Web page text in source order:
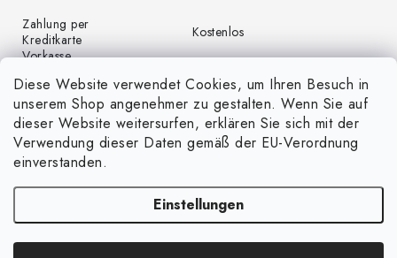
Diese Website verwendet Cookies, um Ihren Besuch in
unserem Shop angenehmer zu gestalten. Wenn Sie auf
dieser Website weitersurfen, erklären Sie sich mit der
Verwendung dieser Daten gemäß der EU-Verordnung
einverstanden.
Einstellungen
Zahlung per
Kreditkarte
Kostenlos
Vorkasse
Zahlung per PayPal
Kostenlos
Nachnahme
€4,00
Copyright 2026GrünGarten.de. Alle Rechte vorbehalten.Cookie-